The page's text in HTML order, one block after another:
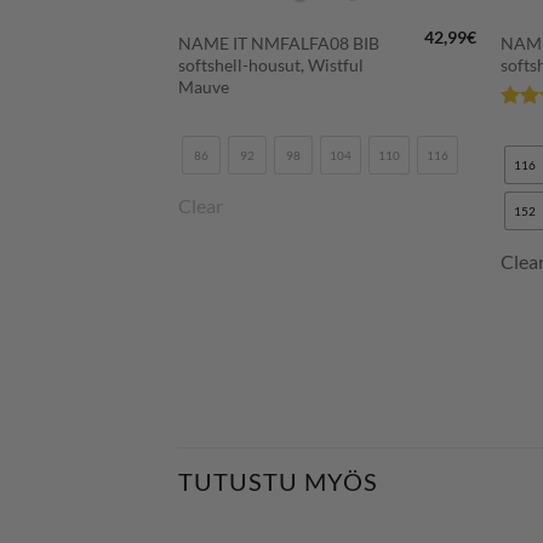
NAME IT NMFALFA08 BIB
softshell-housut, Wistful
Mauve
42,99€
86 92 98 104 110 116
Clear
3/
116
152
Alkuperäinen
Nykyinen
hinta
TUTUSTU MYÖS